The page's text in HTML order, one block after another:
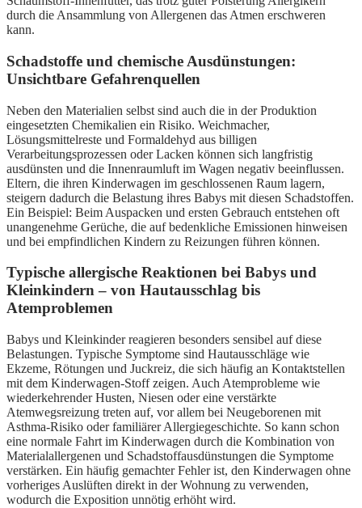
durch die Ansammlung von Allergenen das Atmen erschweren
kann.
Schadstoffe und chemische Ausdünstungen:
Unsichtbare Gefahrenquellen
Neben den Materialien selbst sind auch die in der Produktion
eingesetzten Chemikalien ein Risiko. Weichmacher,
Lösungsmittelreste und Formaldehyd aus billigen
Verarbeitungsprozessen oder Lacken können sich langfristig
ausdünsten und die Innenraumluft im Wagen negativ beeinflussen.
Eltern, die ihren Kinderwagen im geschlossenen Raum lagern,
steigern dadurch die Belastung ihres Babys mit diesen Schadstoffen.
Ein Beispiel: Beim Auspacken und ersten Gebrauch entstehen oft
unangenehme Gerüche, die auf bedenkliche Emissionen hinweisen
und bei empfindlichen Kindern zu Reizungen führen können.
Typische allergische Reaktionen bei Babys und
Kleinkindern – von Hautausschlag bis
Atemproblemen
Babys und Kleinkinder reagieren besonders sensibel auf diese
Belastungen. Typische Symptome sind Hautausschläge wie
Ekzeme, Rötungen und Juckreiz, die sich häufig an Kontaktstellen
mit dem Kinderwagen-Stoff zeigen. Auch Atemprobleme wie
wiederkehrender Husten, Niesen oder eine verstärkte
Atemwegsreizung treten auf, vor allem bei Neugeborenen mit
Asthma-Risiko oder familiärer Allergiegeschichte. So kann schon
eine normale Fahrt im Kinderwagen durch die Kombination von
Materialallergenen und Schadstoffausdünstungen die Symptome
verstärken. Ein häufig gemachter Fehler ist, den Kinderwagen ohne
vorheriges Auslüften direkt in der Wohnung zu verwenden,
wodurch die Exposition unnötig erhöht wird.